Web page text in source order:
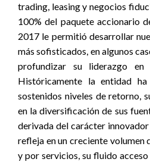
trading, leasing y negocios
100% del paquete accionario
2017 le permitió desarrollar
más sofisticados, en algunos
profundizar su liderazgo
Históricamente la entidad
sostenidos niveles de retorno,
en la diversificación de sus
derivada del carácter
refleja en un creciente volumen
y por servicios, su fluido